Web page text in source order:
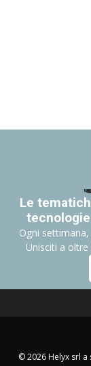
Le
Ogni
Unisciti a
© 2026 Helyx srl a